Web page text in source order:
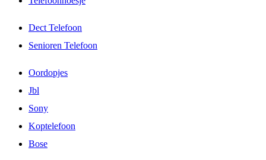
Dect Telefoon
Senioren Telefoon
Oordopjes
Jbl
Sony
Koptelefoon
Bose